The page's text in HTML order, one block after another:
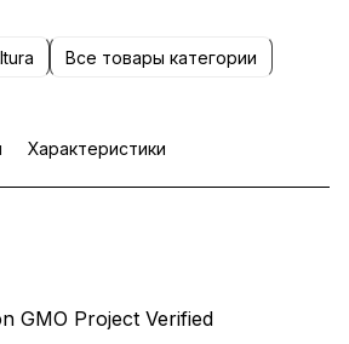
Все товары категории
Характеристики
GMO Project Verified